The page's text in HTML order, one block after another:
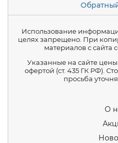
Использование
целях запрещено. При
материалов с сайта
Указанные на сайте
офертой (ст. 435 ГК РФ).
просьба
О